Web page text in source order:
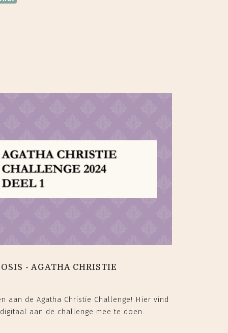
- AGATHA CHRISTIE
aan de Agatha Christie Challenge! Hier vind
aan de challenge mee te doen.